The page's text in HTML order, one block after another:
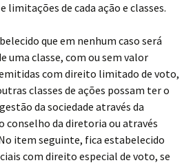
limitações de cada ação e classes.
que em nenhum caso será
uma classe, com ou sem valor
com direito limitado de voto,
classes de ações possam ter o
da sociedade através da
conselho da diretoria ou através
item seguinte, fica estabelecido
com direito especial de voto, se